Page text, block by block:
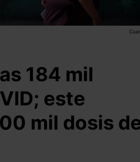
184 mil
este
mil dosis